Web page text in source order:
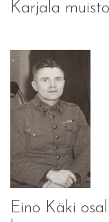
Karjala
Eino Käki